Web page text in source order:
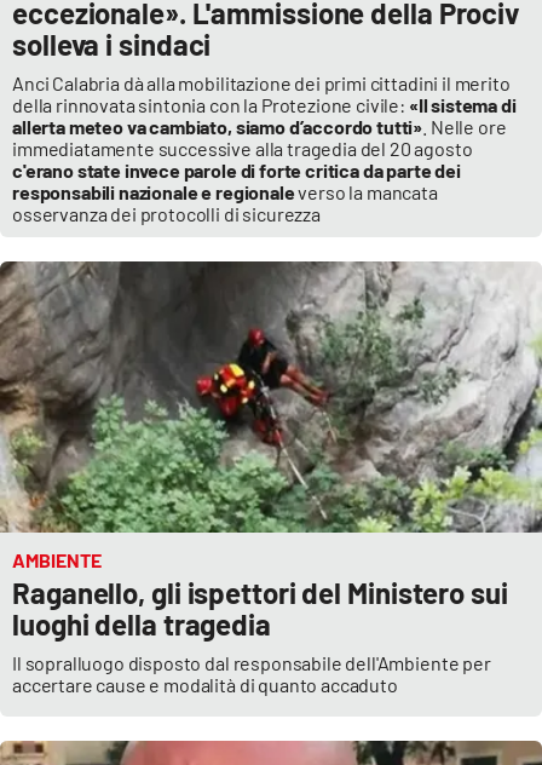
eccezionale». L'ammissione della Prociv
solleva i sindaci
Anci Calabria dà alla mobilitazione dei primi cittadini il merito
della rinnovata sintonia con la Protezione civile: «Il sistema di
allerta meteo va cambiato, siamo d’accordo tutti» . Nelle ore
immediatamente successive alla tragedia del 20 agosto
c'erano state invece parole di forte critica da parte dei
responsabili nazionale e regionaleverso la mancata
osservanza dei protocolli di sicurezza
AMBIENTE
Raganello, gli ispettori del Ministero sui
luoghi della tragedia
Il sopralluogo disposto dal responsabile dell'Ambiente per
accertare cause e modalità di quanto accaduto